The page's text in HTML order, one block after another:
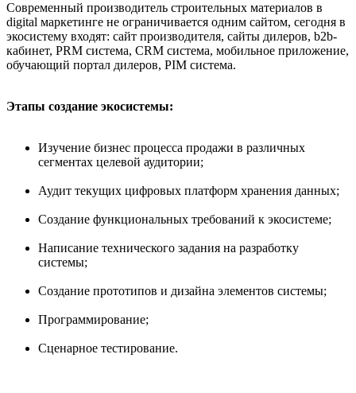
Современный производитель строительных материалов в
digital маркетинге не ограничивается одним сайтом, сегодня в
экосистему входят: сайт производителя, сайты дилеров, b2b-
кабинет, PRM система, CRM система, мобильное приложение,
обучающий портал дилеров, PIM система.
Этапы создание экосистемы:
Изучение бизнес процесса продажи в различных
сегментах целевой аудитории;
Аудит текущих цифровых платформ хранения данных;
Создание функциональных требований к экосистеме;
Написание технического задания на разработку
системы;
Создание прототипов и дизайна элементов системы;
Программирование;
Сценарное тестирование.